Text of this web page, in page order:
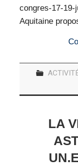
congres-17-19-
Aquitaine
LA